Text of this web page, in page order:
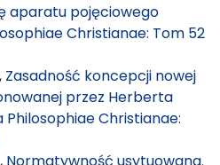
aparatu pojęciowego
Christianae: Tom 52
Zasadność koncepcji nowej
przez Herberta
Philosophiae Christianae: